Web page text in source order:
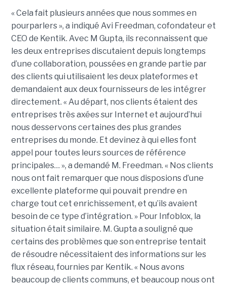
« Cela fait plusieurs années que nous sommes en
pourparlers », a indiqué Avi Freedman, cofondateur et
CEO de Kentik. Avec M Gupta, ils reconnaissent que
les deux entreprises discutaient depuis longtemps
d’une collaboration, poussées en grande partie par
des clients qui utilisaient les deux plateformes et
demandaient aux deux fournisseurs de les intégrer
directement. « Au départ, nos clients étaient des
entreprises très axées sur Internet et aujourd’hui
nous desservons certaines des plus grandes
entreprises du monde. Et devinez à qui elles font
appel pour toutes leurs sources de référence
principales… », a demandé M. Freedman. « Nos clients
nous ont fait remarquer que nous disposions d’une
excellente plateforme qui pouvait prendre en
charge tout cet enrichissement, et qu’ils avaient
besoin de ce type d’intégration. » Pour Infoblox, la
situation était similaire. M. Gupta a souligné que
certains des problèmes que son entreprise tentait
de résoudre nécessitaient des informations sur les
flux réseau, fournies par Kentik. « Nous avons
beaucoup de clients communs, et beaucoup nous ont